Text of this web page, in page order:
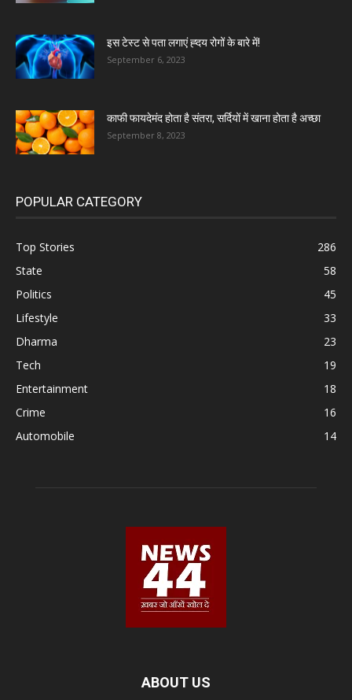
इस टेस्ट से पता लगाएं ह्दय रोगों के बारे में!
September 6, 2023
काफी फायदेमंद होता है संतरा, सर्दियों में खाना होता है अच्छा
September 8, 2023
POPULAR CATEGORY
Top Stories
286
State
58
Politics
45
Lifestyle
33
Dharma
23
Tech
19
Entertainment
18
Crime
16
Automobile
14
ABOUT US